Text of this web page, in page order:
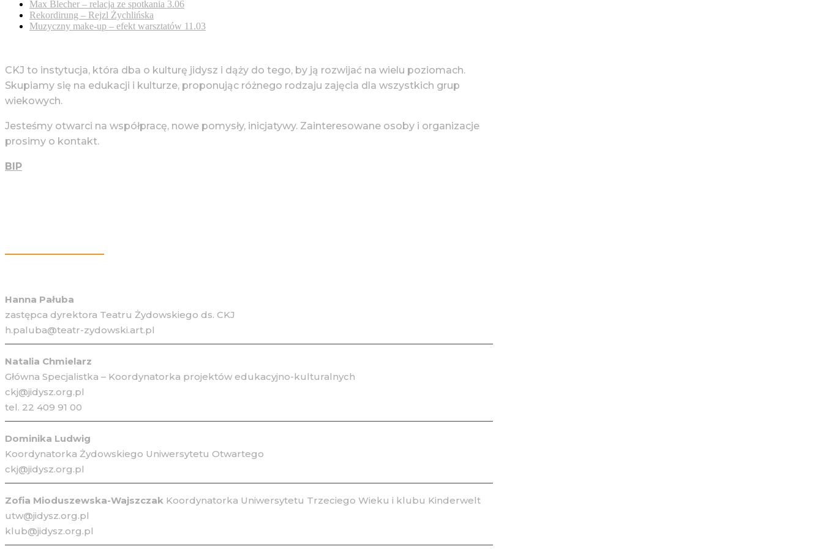
Max Blecher – relacja ze spotkania 3.06
Rekordirung – Rejzl Żychlińska
Muzyczny make-up – efekt warsztatów 11.03
CKJ to instytucja, która dba o kulturę jidysz i dąży do tego, by ją rozwijać na wielu poziomach.
Skupiamy się na edukacji i kulturze, proponując różnego rodzaju zajęcia dla wszystkich grup
wiekowych.
Jesteśmy otwarci na współpracę, nowe pomysły, inicjatywy. Zainteresowane osoby i organizacje
prosimy o kontakt.
BIP
Hanna Pałuba
zastępca dyrektora Teatru Żydowskiego ds. CKJ
h.paluba@teatr-zydowski.art.pl
Natalia Chmielarz
Główna Specjalistka – Koordynatorka projektów edukacyjno-kulturalnych
ckj@jidysz.org.pl
tel. 22 409 91 00
Dominika Ludwig
Koordynatorka Żydowskiego Uniwersytetu Otwartego
ckj@jidysz.org.pl
Zofia Mioduszewska-Wajszczak Koordynatorka Uniwersytetu Trzeciego Wieku i klubu Kinderwelt
utw@jidysz.org.pl
klub@jidysz.org.pl